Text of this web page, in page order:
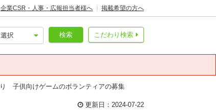
企業CSR・人事・広報担当者様へ 掲載希望の方へ
こだわり検索
検索
子供向けゲームのボランティアの募集
更新日：2024-07-22